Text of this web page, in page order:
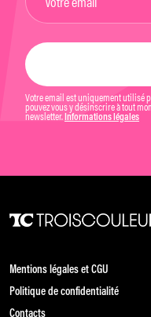
Votre email est uniquement utilisé
pouvez vous y désinscrire à tout
newsletter. Informations légales
Mentions légales et CGU
Politique de confidentialité
Contacts